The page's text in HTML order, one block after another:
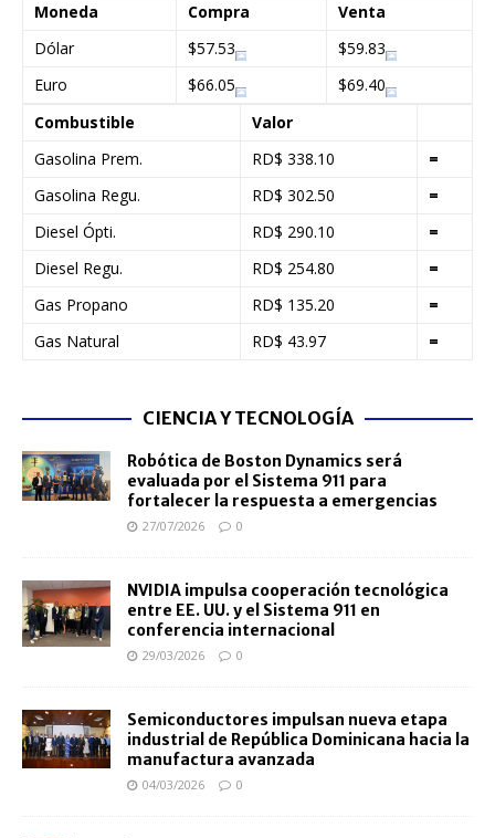
Moneda Compra
Venta
Dólar
$57.53
$59.83
Euro
$66.05
$69.40
Combustible
Valor
Gasolina Prem.
RD$ 338.10
=
Gasolina Regu.
RD$ 302.50
=
Diesel Ópti.
RD$ 290.10
=
Diesel Regu.
RD$ 254.80
=
Gas Propano
RD$ 135.20
=
Gas Natural
RD$ 43.97 =
CIENCIA Y TECNOLOGÍA
Robótica de Boston Dynamics será
evaluada por el Sistema 911 para
fortalecer la respuesta a emergencias
27/07/2026 0
NVIDIA impulsa cooperación tecnológica
entre EE. UU. y el Sistema 911 en
conferencia internacional
29/03/2026 0
Semiconductores impulsan nueva etapa
industrial de República Dominicana hacia la
manufactura avanzada
04/03/2026 0